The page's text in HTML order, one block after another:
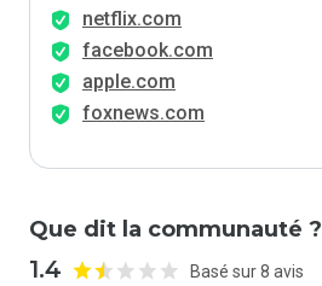
netflix.com
facebook.com
apple.com
foxnews.com
Que dit la communauté ?
1.4 Basé sur 8 avis